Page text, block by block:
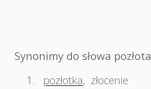
Synonimy do słowa pozłota
1.
pozłotka, złocenie